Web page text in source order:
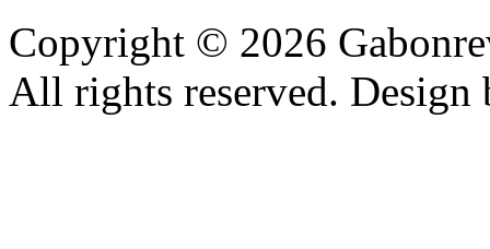
Copyright © 2026
All rights reserved.